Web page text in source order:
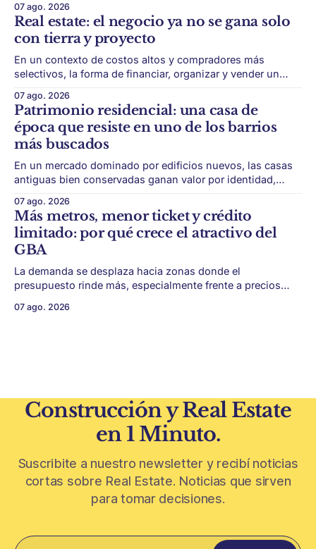
transporte puede cambiar el mapa inmobiliario de una
ciudad. La futura Línea F del subte busca mejorar la
conexión
07 ago. 2026
Real estate: el negocio ya no se gana solo
con tierra y proyecto
En un contexto de costos altos y compradores más
selectivos, la forma de financiar, organizar y vender un
éxito de un desarrollo inmobiliario ya no depende solo de
conseguir un buen terreno. En un mercado más exigente,
la estructura financiera, legal
07 ago. 2026
Patrimonio residencial: una casa de
época que resiste en uno de los barrios
más buscados
En un mercado dominado por edificios nuevos, las casas
antiguas bien conservadas ganan valor por identidad,
algunas piezas residenciales que cuentan otra historia del
barrio. En medio de torres, edificios nuevos y proyectos
premium, todavía aparecen casas de más de 100 años
07 ago. 2026
Más metros, menor ticket y crédito
limitado: por qué crece el atractivo del
GBA
La demanda se desplaza hacia zonas donde el
presupuesto rinde más, especialmente frente a precios
Conurbano vuelve a ganar protagonismo en el mapa
07 ago. 2026
Construcción y Real Estate
en 1 Minuto.
Suscribite a nuestro newsletter y recibí noticias
cortas sobre Real Estate. Noticias que sirven
para tomar decisiones.